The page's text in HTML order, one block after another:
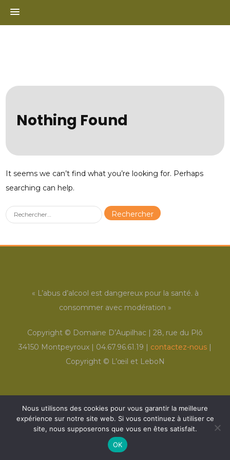
Nothing Found
It seems we can’t find what you’re looking for. Perhaps
searching can help.
Rechercher :
« L’abus d’alcool est dangereux pour la santé. à
consommer avec modération »
Copyright © Domaine D’Aupilhac | 28, rue du Plô
34150 Montpeyroux | 04.67.96.61.19 | contactez-nous |
Copyright © L’œil et LeboN
Nous utilisons des cookies pour vous garantir la meilleure
expérience sur notre site web. Si vous continuez à utiliser ce
site, nous supposerons que vous en êtes satisfait.
OK